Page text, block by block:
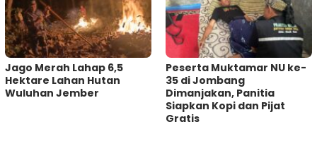
Jago Merah Lahap 6,5
Hektare Lahan Hutan
Wuluhan Jember
Peserta Muktamar NU ke-
35 di Jombang
Dimanjakan, Panitia
Siapkan Kopi dan Pijat
Gratis